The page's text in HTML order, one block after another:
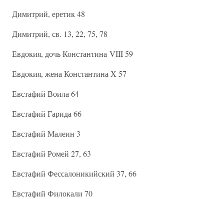
Димитрий, еретик 48
Димитрий, св. 13, 22, 75, 78
Евдокия, дочь Константина VIII 59
Евдокия, жена Константина Х 57
Евстафий Воила 64
Евстафий Гарида 66
Евстафий Малеин 3
Евстафий Ромей 27, 63
Евстафий Фессалоникийский 37, 66
Евстафий Филокали 70